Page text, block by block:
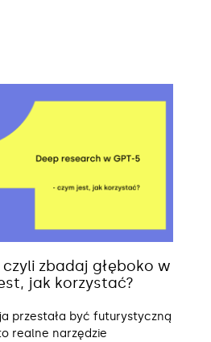
zbadaj głęboko w
jak korzystać?
przestała być futurystyczną
realne narzędzie